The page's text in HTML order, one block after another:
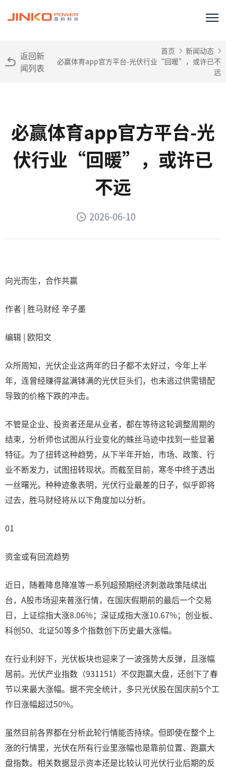
返回新
闻列表
首页
新闻动态
必赢体育app官方平台-光伏行业“回暖”，或许已不
远
必赢体育app官方平台-光
伏行业“回暖”，或许已
不远
2026-06-10
向光而生，合作共赢
作者 | 胜马财经 辛子墨
编辑 | 欧阳文
众所周知，光伏企业这两年的日子都不太好过，今年上半
年，连曾经赚得盆满钵满的光伏巨头们，也未逃过供需错配
导致的价格下跌的冲击。
不管是企业、投资者还是从业者，都在等待这轮调整周期的
结束，分析师也试图从行业变化的蛛丝马迹中找到一些显著
特征。为了扭转这种趋势，从下半年开始，市场、政策、行
业不断发力，试图扭转现状。而截至目前，寒冬中终于透出
一丝曙光。种种迹象表明，光伏行业最差的日子，似乎即将
过去，胜马财经将从以下角度加以分析。
01
资金或有回流趋势
近日，随着降息降准等一系列超预期经济刺激政策陆续出
台，A股市场迎来普涨行情，在国庆假期前的最后一个交易
日，上证综指大涨8.06%；深证成指大涨10.67%；创业板、
科创50、北证50等多个指数创下历史最大涨幅。
在行业利好下，光伏板块也迎来了一波强势大反弹，且涨幅
居前。光伏产业指数（931151）不仅跑赢大盘，还创下了春
节以来最大涨幅。据不完全统计，多只光伏股在国庆前5个工
作日涨幅超过50%。
虽然目前各界都在分析此轮行情能否持续。但即使在整个上
涨的行情里，光伏在所有行业里涨幅也是靠前位置、跑赢大
盘指数。相关数据显示资本还是比较认可光伏行业后期的反